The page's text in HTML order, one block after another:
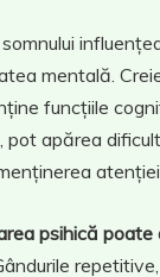
mentală.
funcțiile
pot apărea
psihică